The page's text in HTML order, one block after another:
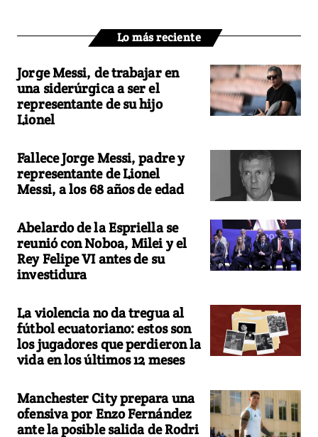
Lo más reciente
Jorge Messi, de trabajar en
una siderúrgica a ser el
representante de su hijo
Lionel
Fallece Jorge Messi, padre y
representante de Lionel
Messi, a los 68 años de edad
Abelardo de la Espriella se
reunió con Noboa, Milei y el
Rey Felipe VI antes de su
investidura
La violencia no da tregua al
fútbol ecuatoriano: estos son
los jugadores que perdieron la
vida en los últimos 12 meses
Manchester City prepara una
ofensiva por Enzo Fernández
ante la posible salida de Rodri